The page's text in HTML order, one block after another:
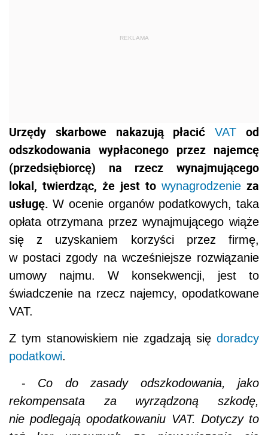
REKLAMA
Urzędy skarbowe nakazują płacićVAT
od
odszkodowania wypłaconego przez najemcę
(przedsiębiorcę) na rzecz wynajmującego
lokal, twierdząc, że jest to wynagrodzenie za
usługę. W ocenie organów podatkowych, taka
opłata otrzymana przez wynajmującego wiąże
się z uzyskaniem korzyści przez firmę,
w postaci zgody na wcześniejsze rozwiązanie
umowy najmu. W konsekwencji, jest to
świadczenie na rzecz najemcy, opodatkowane
VAT.
Z tym stanowiskiem nie zgadzają się doradcy
podatkowi.
- Co do zasady odszkodowania, jako
rekompensata za wyrządzoną szkodę,
nie podlegają opodatkowaniu VAT. Dotyczy to